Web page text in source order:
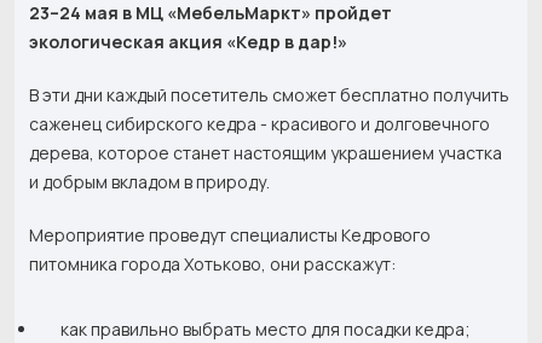
23–24 мая в МЦ «МебельМаркт» пройдет
экологическая акция «Кедр в дар!»
В эти дни каждый посетитель сможет бесплатно получить
саженец сибирского кедра - красивого и долговечного
дерева, которое станет настоящим украшением участка
и добрым вкладом в природу.
Мероприятие проведут специалисты Кедрового
питомника города Хотьково, они расскажут:
как правильно выбрать место для посадки кедра;